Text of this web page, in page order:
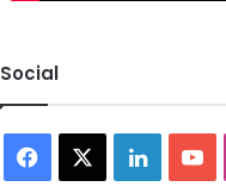
Social
Facebook LinkedIn